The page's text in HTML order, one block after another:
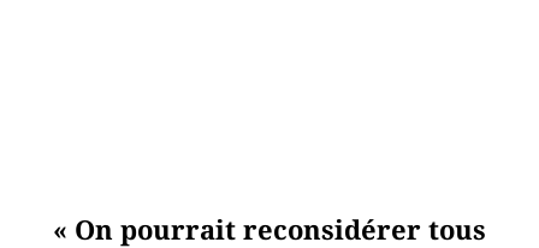
« On pourrait reconsidérer tous